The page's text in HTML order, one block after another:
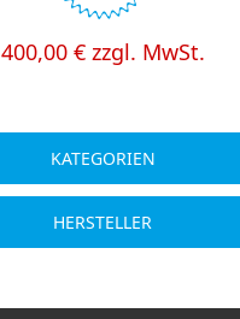
400,00 € zzgl. MwSt.
KATEGORIEN
HERSTELLER